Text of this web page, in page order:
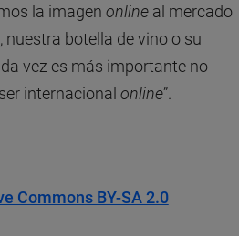
la imagen onlineal mercado
botella de vino o su
vez es más importante no
internacional online”.
Commons BY-SA 2.0